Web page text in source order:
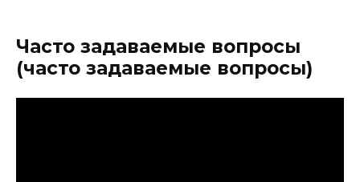
Часто задаваемые вопросы
(часто задаваемые вопросы)